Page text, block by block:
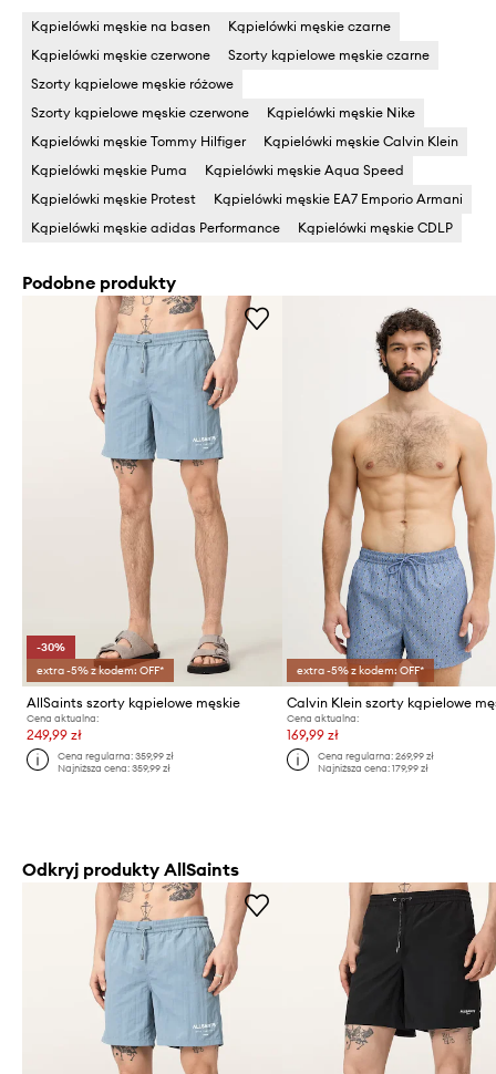
Kąpielówki męskie na basen
Kąpielówki męskie czarne
Kąpielówki męskie czerwone
Szorty kąpielowe męskie czarne
Szorty kąpielowe męskie różowe
Szorty kąpielowe męskie czerwone
Kąpielówki męskie Nike
Kąpielówki męskie Tommy Hilfiger
Kąpielówki męskie Calvin Klein
Kąpielówki męskie Puma
Kąpielówki męskie Aqua Speed
Kąpielówki męskie Protest
Kąpielówki męskie EA7 Emporio Armani
Kąpielówki męskie adidas Performance
Kąpielówki męskie CDLP
Podobne produkty
-30%
extra -5% z kodem: OFF*
AllSaints szorty kąpielowe męskie
Cena aktualna:
249,99 zł
Cena regularna:359,99 zł
Najniższa cena:359,99 zł
extra -5% z kodem: OFF*
Calvin Klein szorty kąpielowe
Cena aktualna:
169,99 zł
Cena regularna: 269,99 zł
Najniższa cena: 179,99 zł
Odkryj produkty AllSaints